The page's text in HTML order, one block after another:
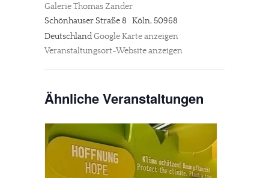
Galerie Thomas Zander
Schönhauser Straße 8
Köln, 50968
DeutschlandGoogle Karte anzeigen
Veranstaltungsort-Website anzeigen
Ähnliche Veranstaltungen